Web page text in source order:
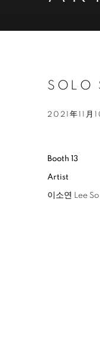
SOLO
2021年11月
Booth 13
Artist
이소연 Lee So